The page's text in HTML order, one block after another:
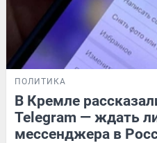
ПОЛИТИКА
В Кремле
Telegram — ждать
мессенджера в